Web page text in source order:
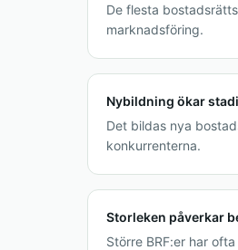
De flesta
marknadsföring.
Nybildning ökar
Det bildas nya
konkurrenterna.
Storleken påverkar
Större BRF:er har